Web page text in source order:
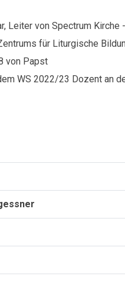
Leiter von Spectrum Kirche
für Liturgische
von Papst
WS 2022/23 Dozent an